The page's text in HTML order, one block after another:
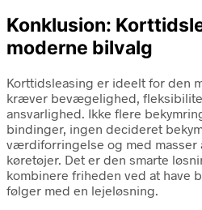
Konklusion:
moderne bilvalg
Korttidsleasing er ideelt for den
kræver bevægelighed,
ansvarlighed. Ikke flere
bindinger, ingen decideret
værdiforringelse og med masser
køretøjer. Det er den smarte
kombinere friheden ved at have
følger med en lejeløsning.